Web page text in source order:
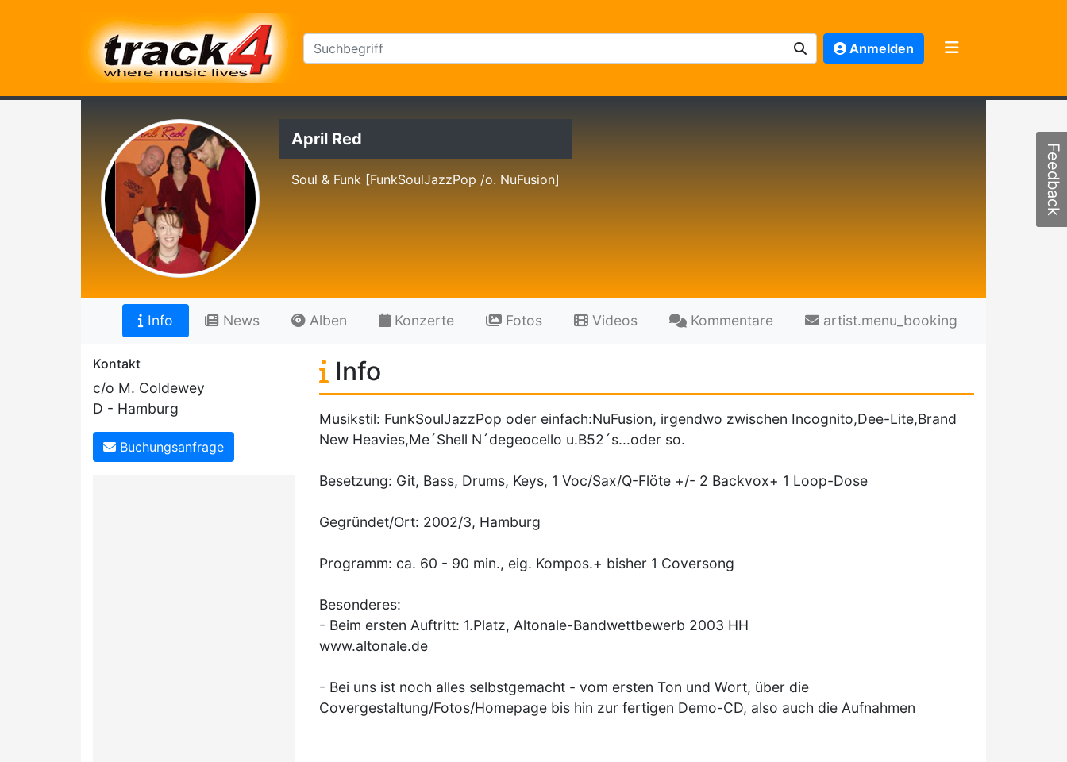
Anmelden
April Red
Soul & Funk [FunkSoulJazzPop /o. NuFusion]
Info News Alben Konzerte Fotos Videos Kommentare artist.menu_booking
Kontakt
c/o M. Coldewey
D - Hamburg
Buchungsanfrage
Info
Musikstil: FunkSoulJazzPop oder einfach:NuFusion, irgendwo zwischen Incognito,Dee-Lite,Brand
New Heavies,Me´Shell N´degeocello u.B52´s...oder so.
Besetzung: Git, Bass, Drums, Keys, 1 Voc/Sax/Q-Flöte +/- 2 Backvox+ 1 Loop-Dose
Gegründet/Ort: 2002/3, Hamburg
Programm: ca. 60 - 90 min., eig. Kompos.+ bisher 1 Coversong
Besonderes:
- Beim ersten Auftritt: 1.Platz, Altonale-Bandwettbewerb 2003 HH
www.altonale.de
- Bei uns ist noch alles selbstgemacht - vom ersten Ton und Wort, über die
Covergestaltung/Fotos/Homepage bis hin zur fertigen Demo-CD, also auch die Aufnahmen
Feedback